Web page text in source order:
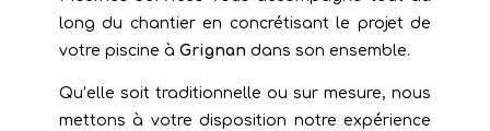
long du chantier en concrétisant le projet de
votre piscine à Grignandans son ensemble.
Qu’elle soit traditionnelle ou sur mesure, nous
mettons à votre disposition notre expérience